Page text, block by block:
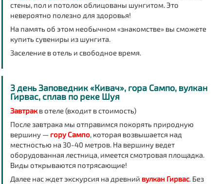
стены, пол и потолок облицованы шунгитом. Это
невероятно полезно для здоровья!
На память об этом необычном «знакомстве» вы сможете
купить сувениры из шунгита.
Заселение в отель и свободное время.
3 день Заповедник «Кивач», гора Сампо, вулкан
Гирвас, сплав по реке Шуя
Завтракв отеле (входит в стоимость)
После завтракамы отправимся покорять природную
вершину — гору Сампо, которая возвышается над
местностью на 30-40 метров. На вершину ведет
оборудованная лестница, имеется смотровая площадка.
Виды открываются потрясающие!
Далее нас ждет экскурсия на древний вулкан Гирвас. Без